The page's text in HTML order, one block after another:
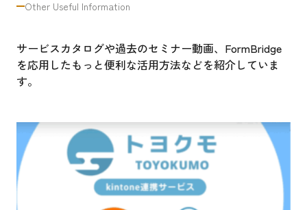
Other Useful Information
サービスカタログや過去のセミナー動画、FormBridge
を応用したもっと便利な活用方法などを紹介していま
す。